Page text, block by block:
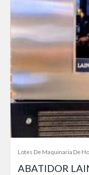
Lotes De Maquinaria De
ABATIDOR